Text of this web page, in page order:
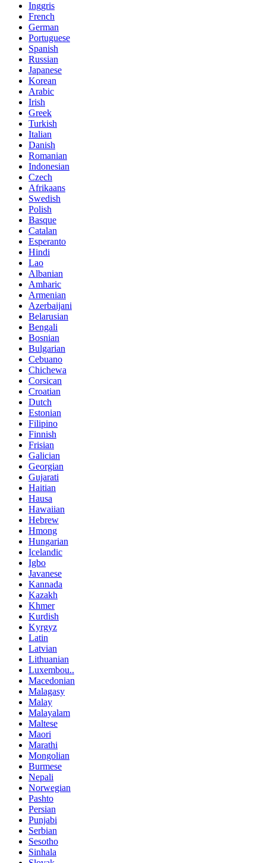
Inggris
French
German
Portuguese
Spanish
Russian
Japanese
Korean
Arabic
Irish
Greek
Turkish
Italian
Danish
Romanian
Indonesian
Czech
Afrikaans
Swedish
Polish
Basque
Catalan
Esperanto
Hindi
Lao
Albanian
Amharic
Armenian
Azerbaijani
Belarusian
Bengali
Bosnian
Bulgarian
Cebuano
Chichewa
Corsican
Croatian
Dutch
Estonian
Filipino
Finnish
Frisian
Galician
Georgian
Gujarati
Haitian
Hausa
Hawaiian
Hebrew
Hmong
Hungarian
Icelandic
Igbo
Javanese
Kannada
Kazakh
Khmer
Kurdish
Kyrgyz
Latin
Latvian
Lithuanian
Luxembou..
Macedonian
Malagasy
Malay
Malayalam
Maltese
Maori
Marathi
Mongolian
Burmese
Nepali
Norwegian
Pashto
Persian
Punjabi
Serbian
Sesotho
Sinhala